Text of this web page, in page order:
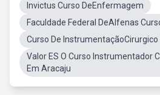
Invictus Curso DeEnfermagem
Faculdade Federal DeAlfenas
Curso De
Valor ES O Curso Instrumentador
Em Aracaju